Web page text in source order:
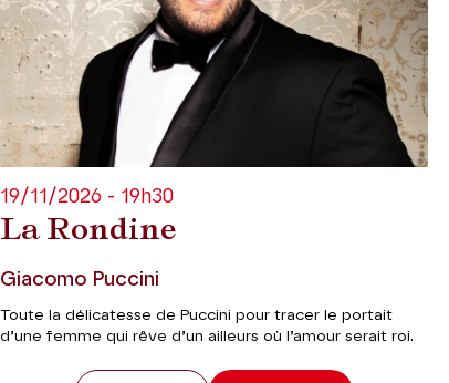
La Rondine
19/11/2026 - 19h30
Giacomo Puccini
Toute la délicatesse de Puccini pour tracer le portait
d’une femme qui rêve d’un ailleurs où l’amour serait roi.